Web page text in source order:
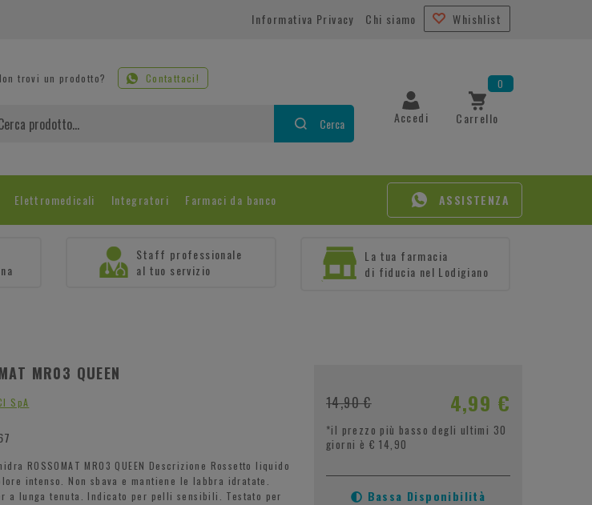
Informativa Privacy Chi siamo Whishlist
trovi un prodotto? Contattaci!
Cerca Accedi Carrello
0
Elettromedicali Integratori Farmaci da banco ASSISTENZA
Staff professionale
al tuo servizio
La tua farmacia
di fiducia nel Lodigiano
MR03 QUEEN
SpA
ROSSOMAT MR03 QUEEN Descrizione Rossetto liquido
intenso. Non sbava e mantiene le labbra idratate.
a lunga tenuta. Indicato per pelli sensibili. Testato per
14,90 € 4,99 €
*il prezzo più basso degli ultimi 30
giorni è € 14,90
Bassa Disponibilità